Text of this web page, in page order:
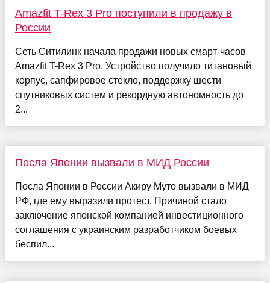
Amazfit T-Rex 3 Pro поступили в продажу в
России
Сеть Ситилинк начала продажи новых смарт-часов
Amazfit T-Rex 3 Pro. Устройство получило титановый
корпус, сапфировое стекло, поддержку шести
спутниковых систем и рекордную автономность до
2...
Посла Японии вызвали в МИД России
Посла Японии в России Акиру Муто вызвали в МИД
РФ, где ему выразили протест. Причиной стало
заключение японской компанией инвестиционного
соглашения с украинским разработчиком боевых
беспил...